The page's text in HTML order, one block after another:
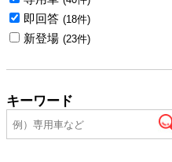
即回答 (18件)
新登場 (23件)
キーワード